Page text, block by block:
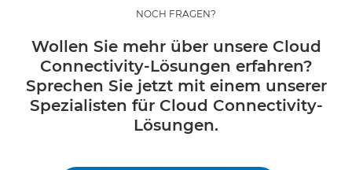
NOCH FRAGEN?
Wollen Sie mehr über unsere Cloud
Connectivity-Lösungen erfahren?
Sprechen Sie jetzt mit einem unserer
Spezialisten für Cloud Connectivity-
Lösungen.